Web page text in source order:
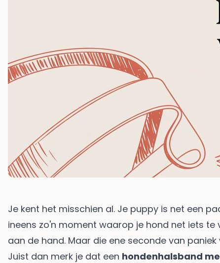
Je kent het misschien al. Je puppy is net een
ineens zo'n moment waarop je hond net iets
aan de hand. Maar die ene seconde van paniek
Juist dan merk je dat een hondenhalsband